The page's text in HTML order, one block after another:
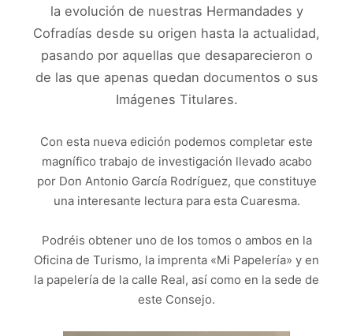
la evolución de nuestras Hermandades y
Cofradías desde su origen hasta la actualidad,
pasando por aquellas que desaparecieron o
de las que apenas quedan documentos o sus
Imágenes Titulares.
Con esta nueva edición podemos completar este
magnífico trabajo de investigación llevado acabo
por Don Antonio García Rodríguez, que constituye
una interesante lectura para esta Cuaresma.
Podréis obtener uno de los tomos o ambos en la
Oficina de Turismo, la imprenta «Mi Papelería» y en
la papelería de la calle Real, así como en la sede de
este Consejo.